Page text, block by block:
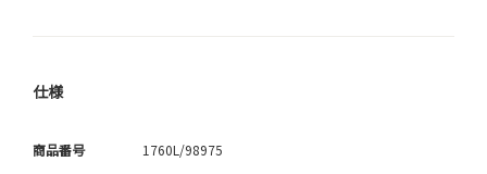
仕様
商品番号 1760L/98975